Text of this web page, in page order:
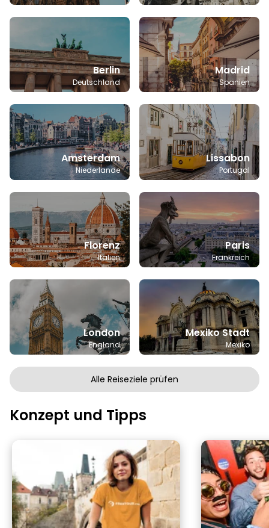
Berlin
Deutschland
Madrid
Spanien
Amsterdam
Niederlande
Lissabon
Portugal
Florenz
Italien
Paris
Frankreich
London
England
Mexiko Stadt
Mexiko
Alle Reiseziele prüfen
Konzept und Tipps